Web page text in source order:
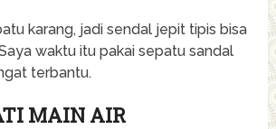
karang, jadi sendal jepit tipis bisa
waktu itu pakai sepatu sandal
terbantu.
MAIN AIR